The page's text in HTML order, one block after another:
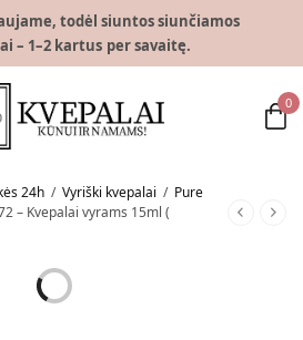
todėl siuntos siunčiamos
– 1–2 kartus per savaitę.
0
24h / Vyriški kvepalai / Pure
– Kvepalai vyrams 15ml (